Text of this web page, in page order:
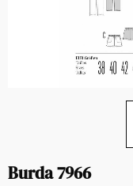
Burda 7966